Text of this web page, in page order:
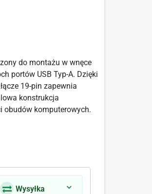
do montażu w wnęce
portów USB Typ-A. Dzięki
19-pin zapewnia
konstrukcja
obudów komputerowych.
Wysyłka